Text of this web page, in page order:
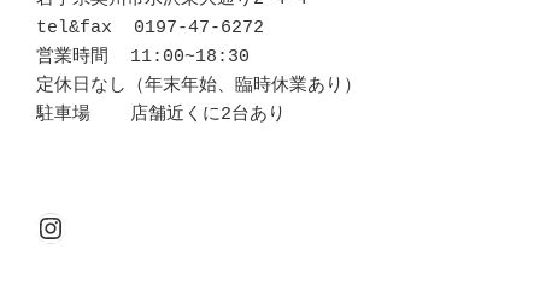
tel&fax  0197-47-6272
営業時間  11:00~18:30
定休日なし（年末年始、臨時休業あり）
駐車場  　店舗近くに2台あり
Instagram